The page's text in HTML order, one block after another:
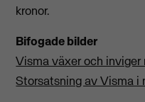
kronor.
Bifogade bilder
Visma växer och
Storsatsning av Visma i